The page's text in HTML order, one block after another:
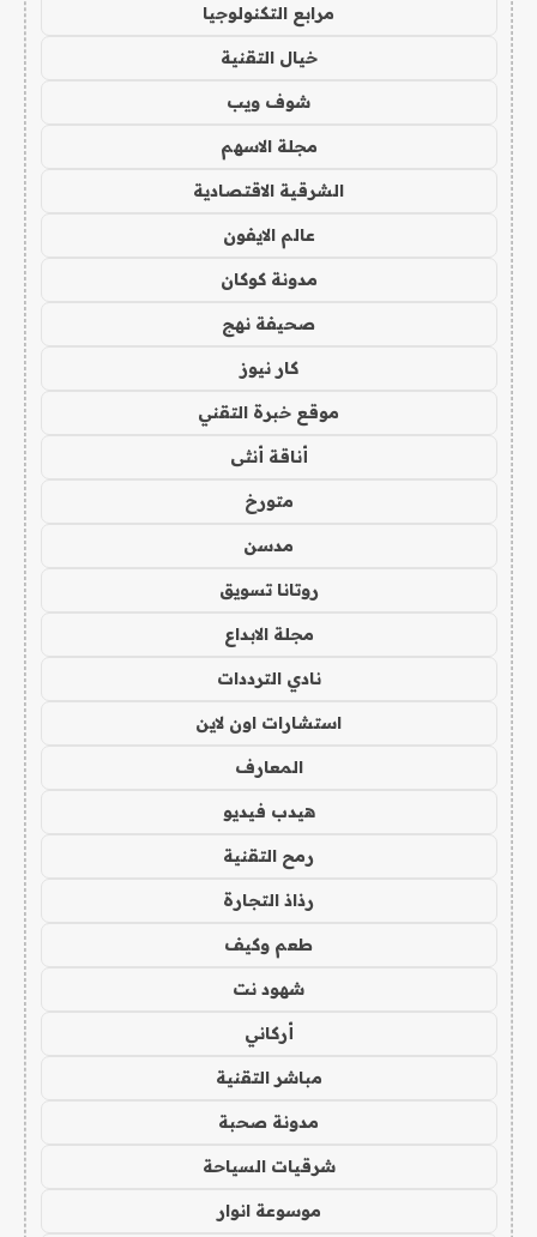
مرابع التكنولوجيا
خيال التقنية
شوف ويب
مجلة الاسهم
الشرقية الاقتصادية
عالم الايفون
مدونة كوكان
صحيفة نهج
كار نيوز
موقع خبرة التقني
أناقة أنثى
متورخ
مدسن
روتانا تسويق
مجلة الابداع
نادي الترددات
استشارات اون لاين
المعارف
هيدب فيديو
رمح التقنية
رذاذ التجارة
طعم وكيف
شهود نت
أركاني
مباشر التقنية
مدونة صحبة
شرقيات السياحة
موسوعة انوار